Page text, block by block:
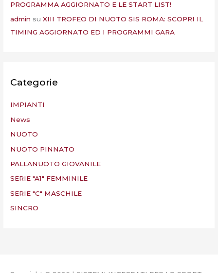
PROGRAMMA AGGIORNATO E LE START LIST!
admin suXIII TROFEO DI NUOTO SIS ROMA: SCOPRI IL
TIMING AGGIORNATO ED I PROGRAMMI GARA
Categorie
IMPIANTI
News
NUOTO
NUOTO PINNATO
PALLANUOTO GIOVANILE
SERIE "A1" FEMMINILE
SERIE "C" MASCHILE
SINCRO